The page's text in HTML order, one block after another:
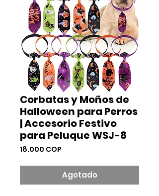
Corbatas y Moños de
Halloween para Perros
| Accesorio Festivo
para Peluque WSJ-8
18.000 COP
Agotado